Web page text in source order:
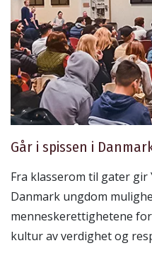
Går i spissen i
Fra klasserom til gater
Danmark ungdom
menneskerettighetene
kultur av verdighet og